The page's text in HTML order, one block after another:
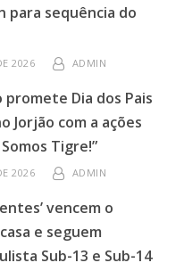
para sequência do
2026 ADMIN
Dia dos Pais
Jorjão com a ações
Tigre!”
2026 ADMIN
vencem o
e seguem
Sub-13 e Sub-14